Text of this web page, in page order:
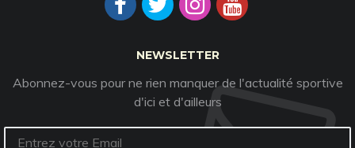
NEWSLETTER
Abonnez-vous pour ne rien manquer de l'actualité sportive
d'ici et d'ailleurs